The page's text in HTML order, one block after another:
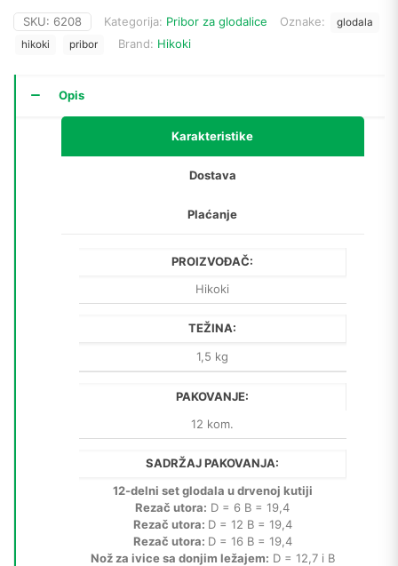
SKU: 6208 Kategorija: Pribor za glodalice Oznake:
glodala
hikoki
pribor Brand: Hikoki
Opis
Karakteristike
Dostava
Plaćanje
PROIZVOĐAČ:
Hikoki
TEŽINA:
1,5 kg
PAKOVANJE:
12 kom.
SADRŽAJ PAKOVANJA:
12-delni set glodala u drvenoj kutiji
Rezač utora: D = 6 B = 19,4
Rezač utora: D = 12 B = 19,4
Rezač utora: D = 16 B = 19,4
Nož za ivice sa donjim ležajem: D = 12,7 i B